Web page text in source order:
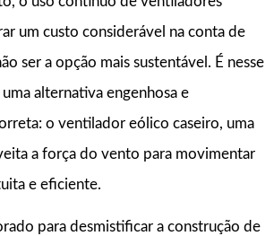
um custo considerável na conta de
ser a opção mais sustentável. É nesse
alternativa engenhosa e
o ventilador eólico caseiro, uma
a força do vento para movimentar
e eficiente.
para desmistificar a construção de